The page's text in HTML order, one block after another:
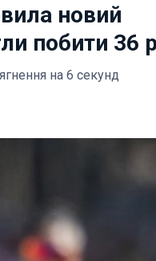
новий
побити 36
на 6 секунд